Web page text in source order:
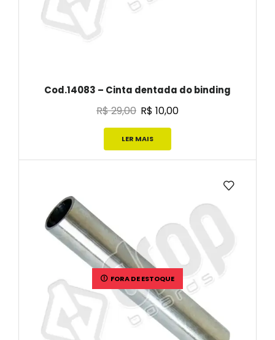
Cod.14083 – Cinta dentada do binding
R$29,00 R$ 10,00
LER MAIS
FORA DE ESTOQUE